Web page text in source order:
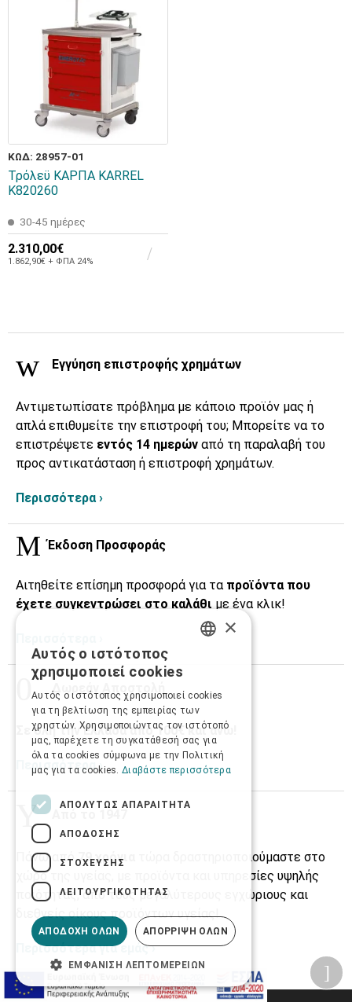
ΚΩΔ: 28957-01
Τρόλεϋ ΚΑΡΠΑ KARREL
K820260
30-45 ημέρες
2.310,00€
1.862,90€ + ΦΠΑ 24%
Εγγύηση επιστροφής χρημάτων
Αντιμετωπίσατε πρόβλημα με κάποιο προϊόν μας ή
απλά επιθυμείτε την επιστροφή του; Μπορείτε να το
επιστρέψετε εντός 14 ημερών από τη παραλαβή του
προς αντικατάσταση ή επιστροφή χρημάτων.
Περισσότερα ›
Έκδοση Προσφοράς
Αιτηθείτε επίσημη προσφορά για τα προϊόντα που
έχετε συγκεντρώσει στο καλάθι με ένα κλικ!
Δωρεάν Αποστολή
Σε όλη την Ελλάδα από 100€ και άνω!
Περισσότερα ›
Από το 1947
Πάνω από79 χρόνια
τώρα δραστηριοποιούμαστε στο
χώρο της υγείας, με προϊόντα και υπηρεσίες υψηλής
ποιότητας, από τους μεγαλύτερους εγχώριους και
διεθνείς οίκους προϊόντων υγείας!
Περισσότερα για εμάς ›
×
Αυτός ο ιστότοπος
χρησιμοποιεί cookies
Αυτός ο ιστότοπος χρησιμοποιεί cookies
για τη βελτίωση της εμπειρίας των
χρηστών. Χρησιμοποιώντας τον ιστότοπό
μας, παρέχετε τη συγκατάθεσή σας για
όλα τα cookies σύμφωνα με την Πολιτική
μας για τα cookies. Διαβάστε περισσότερα
ΑΠΟΛΎΤΩΣ ΑΠΑΡΑΊΤΗΤΑ
ΑΠΌΔΟΣΗΣ
ΣΤΌΧΕΥΣΗΣ
ΛΕΙΤΟΥΡΓΙΚΌΤΗΤΑΣ
ΑΠΟΔΟΧΉ ΌΛΩΝ ΑΠΌΡΡΙΨΗ ΌΛΩΝ
ΕΜΦΆΝΙΣΗ ΛΕΠΤΟΜΕΡΕΙΏΝ